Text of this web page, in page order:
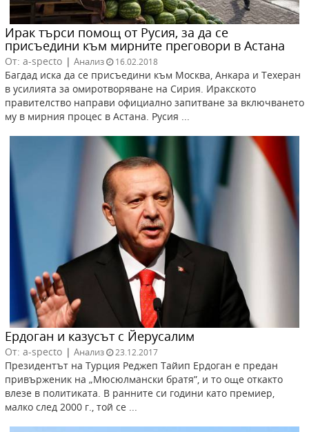
Ирак търси помощ от Русия, за да се
присъедини към мирните преговори в Астана
От: a-specto | Анализ 16.02.2018
Багдад иска да се присъедини към Москва, Анкара и Техеран
в усилията за омиротворяване на Сирия. Иракското
правителство направи официално запитване за включването
му в мирния процес в Астана. Русия ...
Ердоган и казусът с Йерусалим
От: a-specto | Анализ 23.12.2017
Президентът на Турция Реджеп Тайип Ердоган е предан
привърженик на „Мюсюлмански братя”, и то още откакто
влезе в политиката. В ранните си години като премиер,
малко след 2000 г., той се ...